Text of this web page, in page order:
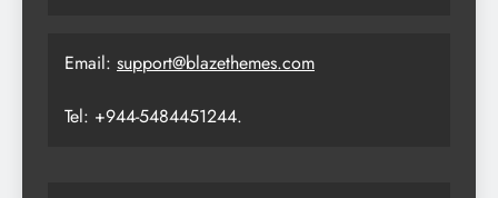
Email: support@blazethemes.com
Tel: +944-5484451244.